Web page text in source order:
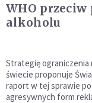
WHO
alkoholu
Strategię ograniczenia
świecie proponuje
raport w tej sprawie
agresywnych form